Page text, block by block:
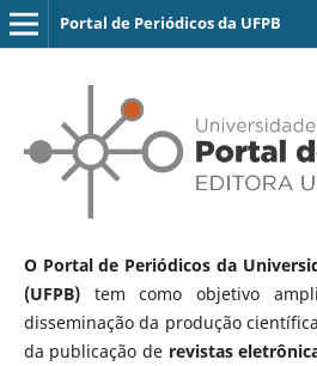
Portal de Periódicos da UFPB
O Portal de Periódicos da
(UFPB)tem como objetivo
disseminação da produção
da publicação de revistas